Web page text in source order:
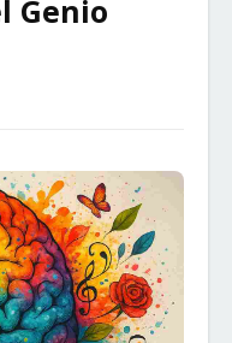
Genio